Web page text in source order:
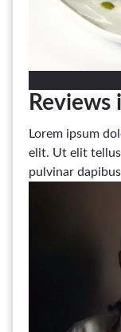
Reviews
Lorem ipsum
elit. Ut elit
pulvinar